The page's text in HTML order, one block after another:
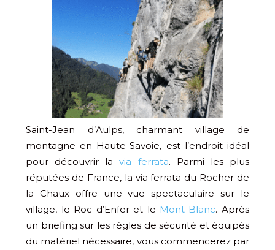
Saint-Jean d’Aulps, charmant village de
montagne en Haute-Savoie, est l’endroit idéal
pour découvrir lavia ferrata. Parmi les plus
réputées de France, la via ferrata du Rocher de
la Chaux offre une vue spectaculaire sur le
village, le Roc d’Enfer et le Mont-Blanc. Après
un briefing sur les règles de sécurité et équipés
du matériel nécessaire, vous commencerez par